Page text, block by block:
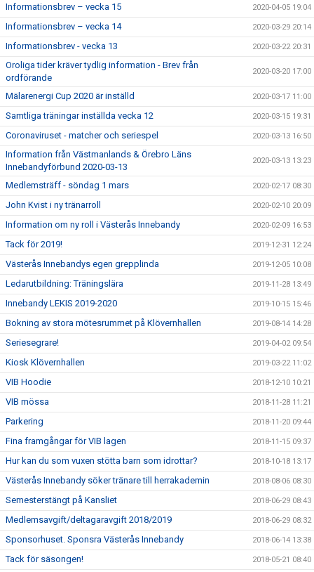
Informationsbrev – vecka 15 2020-04-05 19:04
Informationsbrev – vecka 14 2020-03-29 20:14
Informationsbrev - vecka 13 2020-03-22 20:31
Oroliga tider kräver tydlig information - Brev från
ordförande
2020-03-20 17:00
Mälarenergi Cup 2020 är inställd 2020-03-17 11:00
Samtliga träningar inställda vecka 12 2020-03-15 19:31
Coronaviruset - matcher och seriespel 2020-03-13 16:50
Information från Västmanlands & Örebro Läns
Innebandyförbund 2020-03-13
2020-03-13 13:23
Medlemsträff - söndag 1 mars 2020-02-17 08:30
John Kvist i ny tränarroll 2020-02-10 20:09
Information om ny roll i Västerås Innebandy 2020-02-09 16:53
Tack för 2019! 2019-12-31 12:24
Västerås Innebandys egen grepplinda 2019-12-05 10:08
Ledarutbildning: Träningslära 2019-11-28 13:49
Innebandy LEKIS 2019-2020 2019-10-15 15:46
Bokning av stora mötesrummet på Klövernhallen 2019-08-14 14:28
Seriesegrare! 2019-04-02 09:54
Kiosk Klövernhallen 2019-03-22 11:02
VIB Hoodie 2018-12-10 10:21
VIB mössa 2018-11-28 11:21
Parkering 2018-11-20 09:44
Fina framgångar för VIB lagen 2018-11-15 09:37
Hur kan du som vuxen stötta barn som idrottar? 2018-10-18 13:17
Västerås Innebandy söker tränare till herrakademin 2018-08-06 08:30
Semesterstängt på Kansliet 2018-06-29 08:43
Medlemsavgift/deltagaravgift 2018/2019 2018-06-29 08:32
Sponsorhuset. Sponsra Västerås Innebandy 2018-06-14 13:38
Tack för säsongen! 2018-05-21 08:40